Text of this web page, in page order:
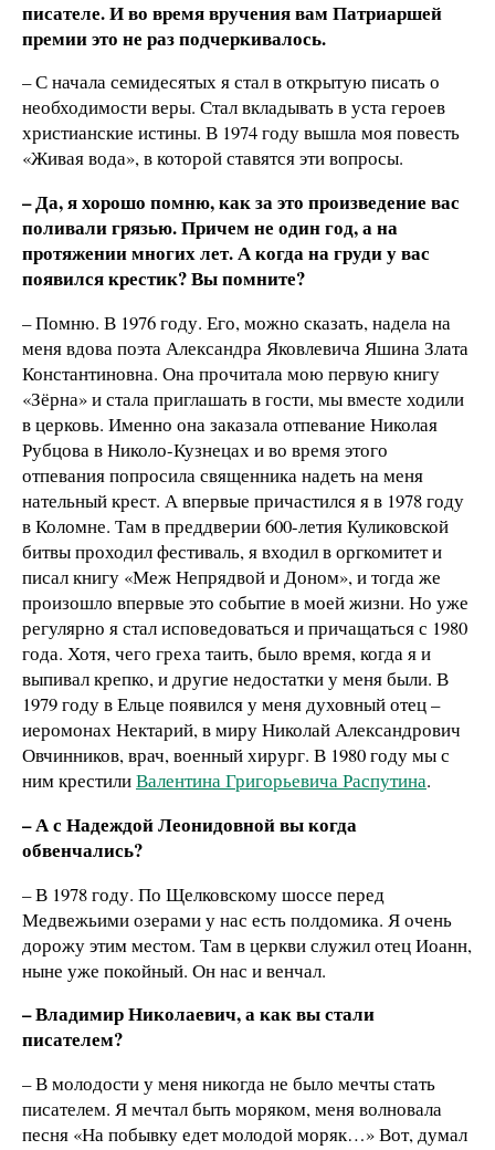
писателе. И во время вручения вам Патриаршей
премии это не раз подчеркивалось.
– С начала семидесятых я стал в открытую писать о
необходимости веры. Стал вкладывать в уста героев
христианские истины. В 1974 году вышла моя повесть
«Живая вода», в которой ставятся эти вопросы.
– Да, я хорошо помню, как за это произведение вас
поливали грязью. Причем не один год, а на
протяжении многих лет. А когда на груди у вас
появился крестик? Вы помните?
– Помню. В 1976 году. Его, можно сказать, надела на
меня вдова поэта Александра Яковлевича Яшина Злата
Константиновна. Она прочитала мою первую книгу
«Зёрна» и стала приглашать в гости, мы вместе ходили
в церковь. Именно она заказала отпевание Николая
Рубцова в Николо-Кузнецах и во время этого
отпевания попросила священника надеть на меня
нательный крест. А впервые причастился я в 1978 году
в Коломне. Там в преддверии 600-летия Куликовской
битвы проходил фестиваль, я входил в оргкомитет и
писал книгу «Меж Непрядвой и Доном», и тогда же
произошло впервые это событие в моей жизни. Но уже
регулярно я стал исповедоваться и причащаться с 1980
года. Хотя, чего греха таить, было время, когда я и
выпивал крепко, и другие недостатки у меня были. В
1979 году в Ельце появился у меня духовный отец –
иеромонах Нектарий, в миру Николай Александрович
Овчинников, врач, военный хирург. В 1980 году мы с
ним крестилиВалентина Григорьевича Распутина.
– А с Надеждой Леонидовной вы когда
обвенчались?
– В 1978 году. По Щелковскому шоссе перед
Медвежьими озерами у нас есть полдомика. Я очень
дорожу этим местом. Там в церкви служил отец Иоанн,
ныне уже покойный. Он нас и венчал.
– Владимир Николаевич, а как вы стали
писателем?
– В молодости у меня никогда не было мечты стать
писателем. Я мечтал быть моряком, меня волновала
песня «На побывку едет молодой моряк…» Вот, думал